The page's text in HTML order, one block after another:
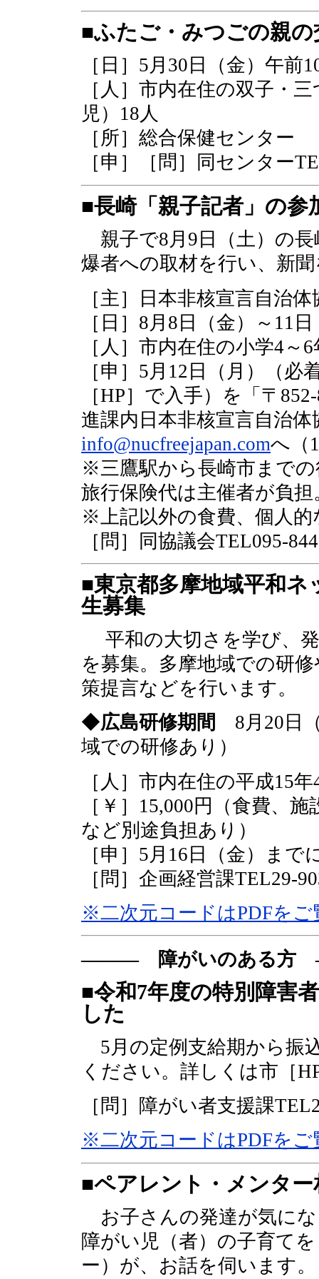
■ふたご・みつごの親の
［日］5月30日（金）午前
［人］市内在住の双子・
児）18人
［所］総合保健センター
［申］［問］同センター
■長崎「親子記者」の参
親子で8月9日（土）の
爆者への取材を行い、新
［主］日本非核宣言自治体
［日］8月8日（金）～11
［人］市内在住の小学4～
［申］5月12日（月）（
［HP］で入手）を「〒
進課内日本非核宣言自治
info@nucfreejapan.comへ（
※三鷹駅から長崎市まで
旅行保険代は主催者が負担
※上記以外の食費、個人
［問］同協議会TEL095-
■東京都多摩地域平和
生募集
平和の大切さを学び、
を募集。多摩地域での研
策提言などを行います。
◆広島研修期間
8月20日
域での研修あり）
［人］市内在住の平成15
［￥］15,000円（食費、
など別途負担あり）
［申］5月16日（金）まで
［問］企画経営課TEL29-
※二次元コードはPDFをご
――― 障がいのある
■令和7年度の特別障害
した
5月の定例支給期から振
ください。詳しくは市［
［問］障がい者支援課
※二次元コードはPDFをご
■ペアレント・メンター
お子さんの発達が気に
障がい児（者）の子育て
ー）が、お話を伺います。